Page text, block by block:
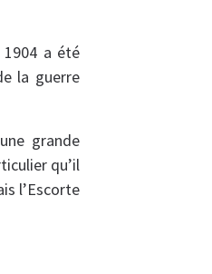
a été
la guerre
grande
qu’il
l’Escorte